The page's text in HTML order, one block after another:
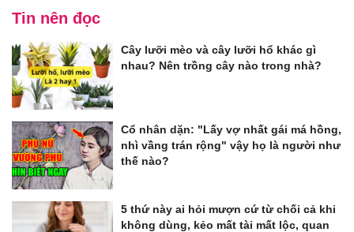
Tin nên đọc
Cây lưỡi mèo và cây lưỡi hổ khác gì
nhau? Nên trồng cây nào trong nhà?
Cổ nhân dặn: "Lấy vợ nhất gái má hồng,
nhì vầng trán rộng" vậy họ là người như
thế nào?
5 thứ này ai hỏi mượn cứ từ chối cả khi
không dùng, kẻo mất tài mất lộc, quan